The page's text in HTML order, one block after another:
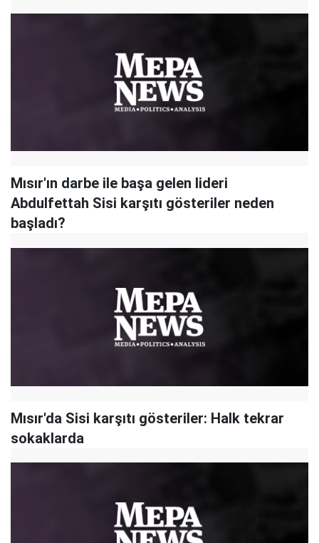
Mısır'ın darbe ile başa gelen lideri
Abdulfettah Sisi karşıtı gösteriler neden
başladı?
Mısır'da Sisi karşıtı gösteriler: Halk tekrar
sokaklarda